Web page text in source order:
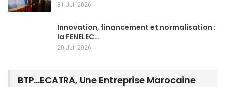
31 Juil 2026
Innovation, financement et normalisation :
la FENELEC…
20 Juil 2026
BTP…ECATRA, Une Entreprise Marocaine